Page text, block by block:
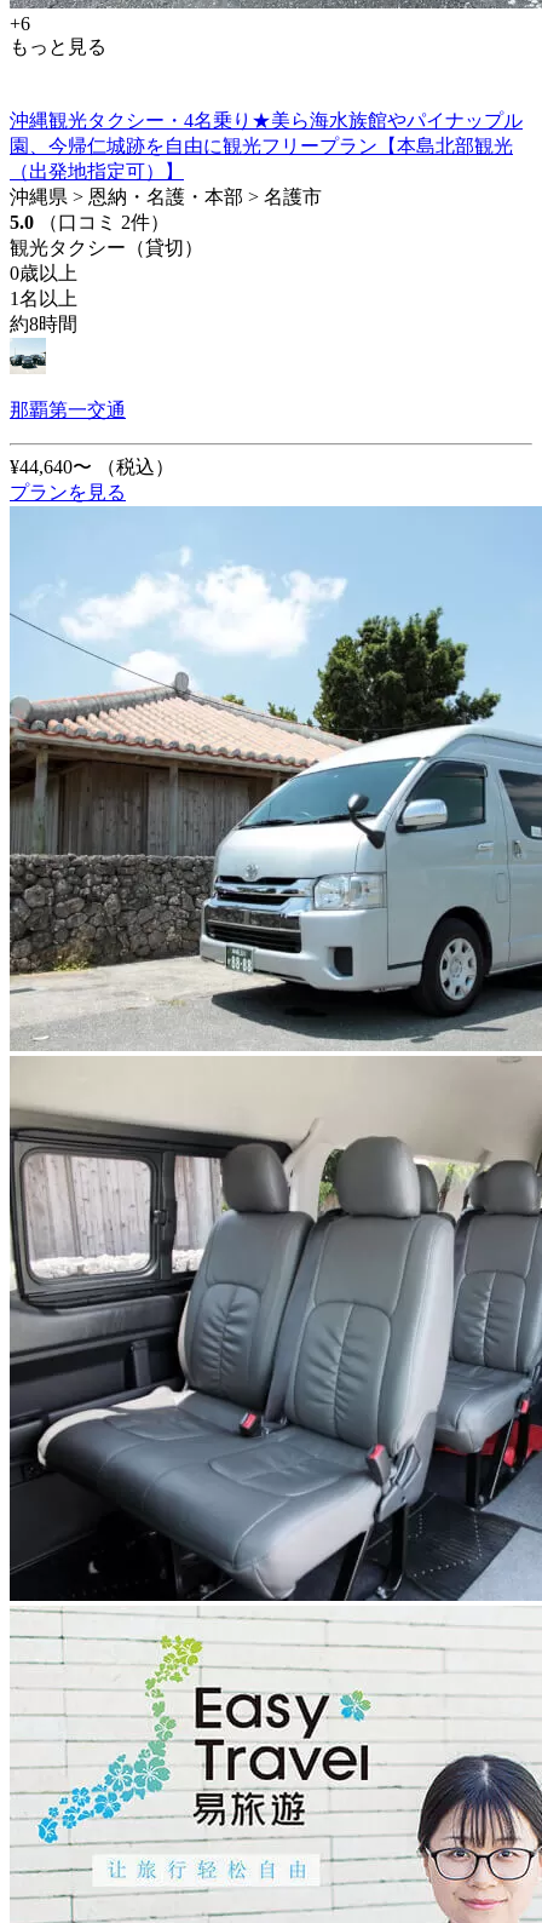
+6
もっと見る
沖縄観光タクシー・4名乗り★美ら海水族館やパイナップル
園、今帰仁城跡を自由に観光フリープラン【本島北部観光
（出発地指定可）】
沖縄県 > 恩納・名護・本部 > 名護市
5.0
（口コミ 2件）
観光タクシー（貸切）
0歳以上
1名以上
約8時間
那覇第一交通
¥44,640〜
（税込）
プランを見る